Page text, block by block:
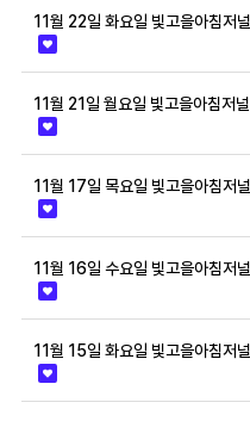
11월 22일 화요일 빛고을아침저널
11월 21일 월요일 빛고을아침저널
11월 17일 목요일 빛고을아침저널
11월 16일 수요일 빛고을아침저널
11월 15일 화요일 빛고을아침저널